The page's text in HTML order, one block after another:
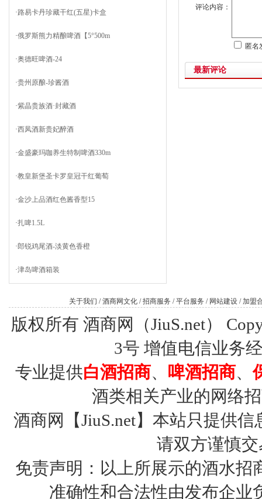
·路易卡丹珍藏干红(五星)卡盒
·俄罗斯熊力精酿啤酒【5°500m
·奥德旺啤酒-24
·贵州原酿-珍酱酒
·紫晶贵族酒·封藏酒
·西凤酒新贵妃醉酒
·金盛豪玛咖养生特制啤酒330m
·教皇新堡圣卡罗皇冠干红葡萄
·金沙上品酒红色酱香型15
·扎啤1.5L
·郎锐鸡尾酒-淡黄色香橙
·津岛啤酒箱装
评论内容：
匿
最新评论
关于我们 /酒商网文化 /招商服务 /平台服务 / 网站建设 /加盟
版权所有 酒商网（JiuS.net）
3号 增值电信业务
专业提供白酒招商、 啤酒招商、
酒类相关产业的网络
酒商网【JiuS.net】本站只提供
请双方谨慎
免责声明：以上所展示的酒水
准确性和合法性由发布企业